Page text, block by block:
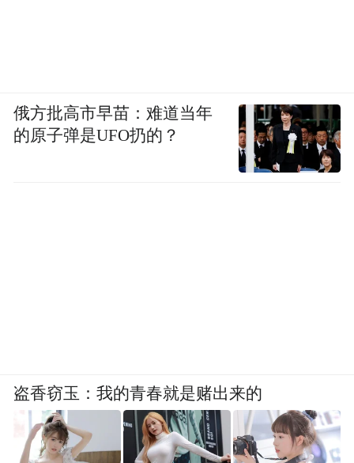
俄方批高市早苗：难道当年
的原子弹是UFO扔的？
盗香窃玉：我的青春就是赌出来的